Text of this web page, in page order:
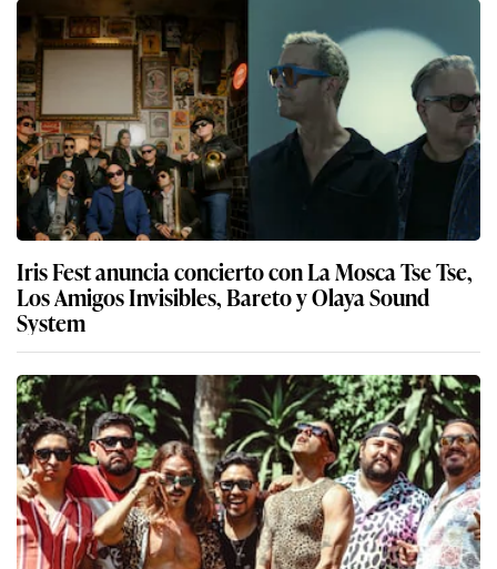
Iris Fest anuncia concierto con La Mosca Tse Tse,
Los Amigos Invisibles, Bareto y Olaya Sound
System